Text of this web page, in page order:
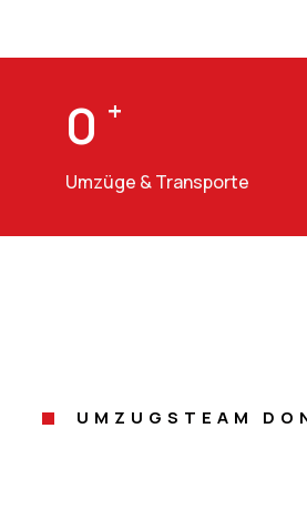
0 +
Umzüge & Transporte
UMZUGSTEAM